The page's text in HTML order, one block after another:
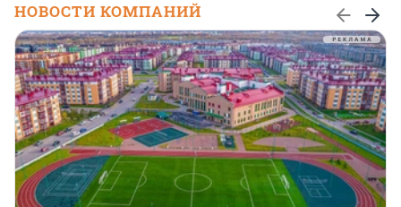
НОВОСТИ КОМПАНИЙ